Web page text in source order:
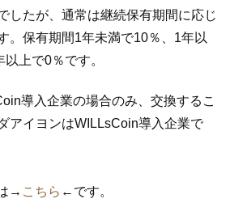
したが、通常は継続保有期間に応じ
。保有期間1年未満で10％、1年以
以上で0％です。
導入企業の場合のみ、交換するこ
アイヨンはWILLsCoin導入企業で
→ こちら ←です。